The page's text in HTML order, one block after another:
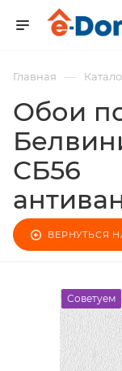
Главная —
Обои
СБ56
ВЕРНУТЬСЯ
Советуем